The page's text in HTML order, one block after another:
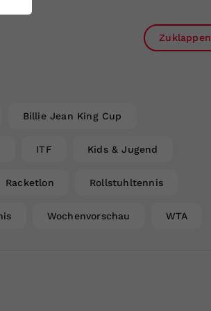
Zuklappen
Billie Jean King Cup
ITF Kids & Jugend
Racketlon Rollstuhltennis
Wochenvorschau WTA